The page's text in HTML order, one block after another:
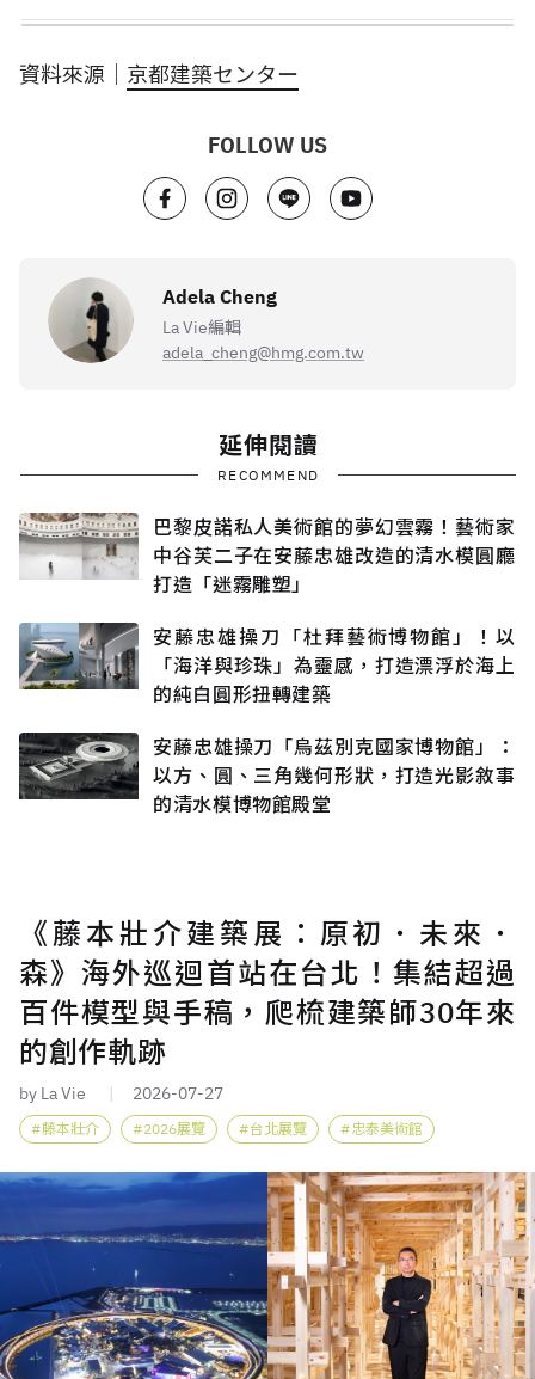
資料來源｜ 京都建築センター
FOLLOW US
Adela Cheng
La Vie編輯
adela_cheng@hmg.com.tw
延伸閱讀
RECOMMEND
巴黎皮諾私人美術館的夢幻雲霧！藝術家
中谷芙二子在安藤忠雄改造的清水模圓廳
打造「迷霧雕塑」
安藤忠雄操刀「杜拜藝術博物館」！以
「海洋與珍珠」為靈感，打造漂浮於海上
的純白圓形扭轉建築
安藤忠雄操刀「烏茲別克國家博物館」：
以方、圓、三角幾何形狀，打造光影敘事
的清水模博物館殿堂
《藤本壯介建築展：原初．未來．
森》海外巡迴首站在台北！集結超過
百件模型與手稿，爬梳建築師30年來
的創作軌跡
by La Vie 2026-07-27
藤本壯介 2026展覽 台北展覽 忠泰美術館